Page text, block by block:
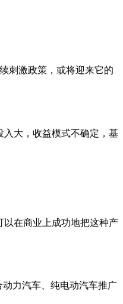
刺激政策，或将迎来它的
大，收益模式不确定，基
在商业上成功地把这种产
力汽车、纯电动汽车推广